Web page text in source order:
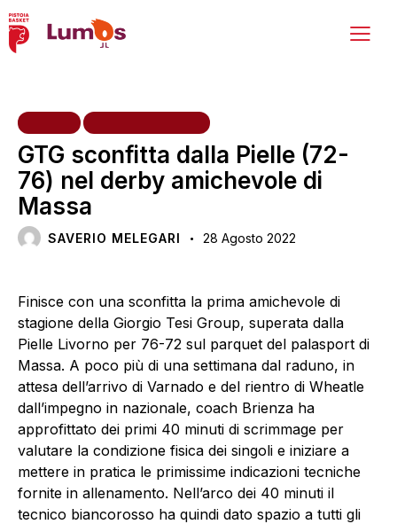
GTG sconfitta dalla Pielle (72-
76) nel derby amichevole di
Massa
SAVERIO MELEGARI 28 Agosto 2022
Finisce con una sconfitta la prima amichevole di
stagione della Giorgio Tesi Group, superata dalla
Pielle Livorno per 76-72 sul parquet del palasport di
Massa. A poco più di una settimana dal raduno, in
attesa dell’arrivo di Varnado e del rientro di Wheatle
dall’impegno in nazionale, coach Brienza ha
approfittato dei primi 40 minuti di scrimmage per
valutare la condizione fisica dei singoli e iniziare a
mettere in pratica le primissime indicazioni tecniche
fornite in allenamento. Nell’arco dei 40 minuti il
tecnico biancorosso ha quindi dato spazio a tutti gli